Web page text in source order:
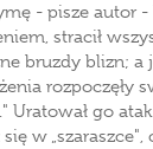
- pisze autor
stracił
bruzdy blizn;
rozpoczęły
Uratował go
się w